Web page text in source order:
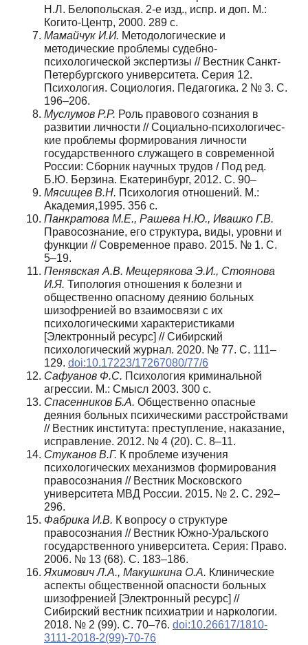
Н.Л. Белопольская. 2-е изд., испр. и доп. М.:
Когито-Центр, 2000. 289 с.
Мамайчук И.И. Методологические и
методические проблемы судебно-
психологической экспертизы // Вестник Санкт-
Петербургского университета. Серия 12.
Психология. Социология. Педагогика. 2 № 3. С.
196–206.
Муслумов P.P. Роль правового сознания в
развитии личности // Социально-психологичес­
кие проблемы формирования личности
государственного служащего в современной
России: Сборник научных трудов / Под ред.
Б.Ю. Берзина. Екатеринбург, 2012. С. 90–
Мясищев В.Н. Психология отношений. М.:
Академия,1995. 356 с.
Панкратова М.Е., Рашева Н.Ю., Ивашко Г.В.
Правосознание, его структура, виды, уровни и
функции // Современное право. 2015. № 1. С.
5–19.
Пенявская А.В. Мещерякова Э.И., Стоянова
И.Я. Типология отношения к болезни и
общественно опасному деянию больных
шизофренией во взаимосвязи с их
психологическими характеристиками
[Электронный ресурс] // Сибирский
психологический журнал. 2020. № 77. С. 111–
129. doi:10.17223/17267080/77/6
Сафуанов Ф.С. Психология криминальной
агрессии. М.: Смысл 2003. 300 с.
Спасенников Б.А. Общественно опасные
деяния больных психическими расстройствами
// Вестник института: преступление, наказание,
исправление. 2012. № 4 (20). С. 8–11.
Стуканов В.Г. К проблеме изучения
психологических механизмов формирования
правосознания // Вестник Московского
университета МВД России. 2015. № 2. С. 292–
296.
Фабрика И.В. К вопросу о структуре
правосознания // Вестник Южно‑Уральского
государственного университета. Серия: Право.
2006. № 13 (68). С. 183–186.
Яхимович Л.А., Макушкина О.А. Клинические
аспекты общественной опасности больных
шизофренией [Электронный ресурс] //
Сибирский вестник психиатрии и наркологии.
2018. № 2 (99). С. 70–76. doi:10.26617/1810-
3111-2018-2(99)-70-76